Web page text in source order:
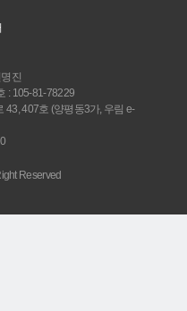
진
: 105-81-78229
43, 407호 (양평동3가, 우림 e-
Reserved